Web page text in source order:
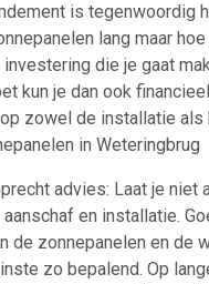
is tegenwoordig
lang maar
die je gaat
kun je dan ook
zowel de installatie als
in Weteringbrug
advies: Laat je niet
en installatie.
de zonnepanelen en de
zo bepalend. Op